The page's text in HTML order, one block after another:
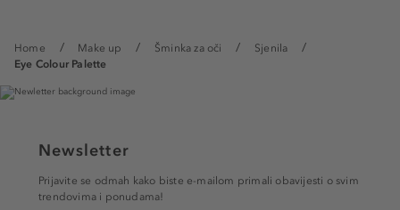
Home Make up Šminka za oči
Sjenila
Eye Colour Palette
Newsletter
Prijavite se odmah kako biste e-mailom primali obavijesti o svim
trendovima i ponudama!